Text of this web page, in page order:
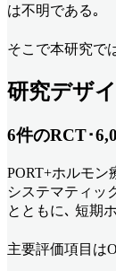
は不明である｡
そこで本研究で
研究デザ
6件のRCT･
PORT+ホルモン
システマティッ
とともに､ 短期
主要評価項目は